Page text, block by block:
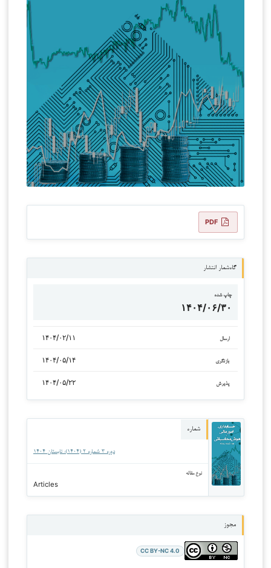
PDF
گاه‌شمار انتشار
چاپ شده
۱۴۰۴/۰۶/۳۰
ارسال ۱۴۰۴/۰۲/۱۱
بازنگری ۱۴۰۴/۰۵/۱۴
پذیرش ۱۴۰۴/۰۵/۲۲
شماره
دوره ۳ شماره ۲ (۱۴۰۴): تابستان ۱۴۰۴
نوع مقاله
Articles
مجوز
CC BY-NC 4.0